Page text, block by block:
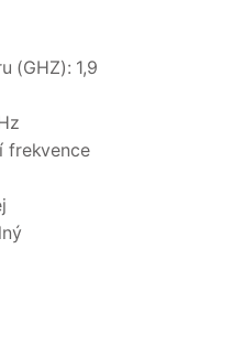
(GHZ): 1,9
frekvence